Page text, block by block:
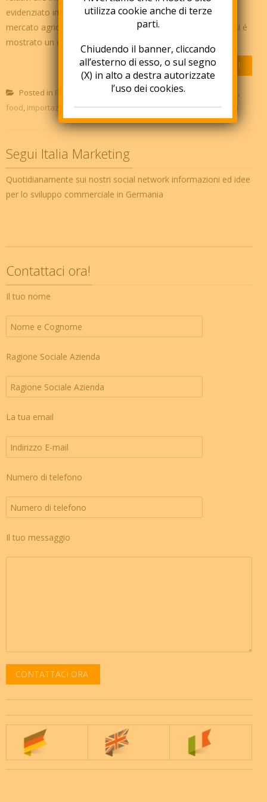
evidenziato importanti tendenze in molti settori produttivi. Il
mercato agricolo tedesco Innanzitutto nel settore agricolo si é
mostrato un conside...
APPROFONDISCI
Posted in POSTS Tagged edilizia e macchine industriali ,
food, importazioni in Germania,settore agricoltura,subfornitura
Segui Italia Marketing
Quotidianamente sui nostri social network informazioni ed idee
per lo sviluppo commerciale in Germania
Contattaci ora!
Il tuo nome
Ragione Sociale Azienda
La tua email
Numero di telefono
Il tuo messaggio
utilizza cookie anche di terze
parti.
Chiudendo il banner, cliccando
all’esterno di esso, o sul segno
(X) in alto a destra autorizzate
l’uso dei cookies.